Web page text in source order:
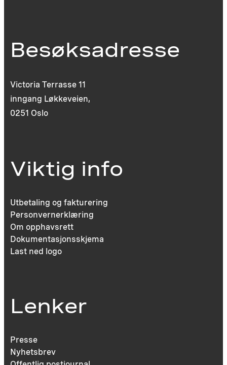
Besøksadresse
Victoria Terrasse 11
inngang Løkkeveien,
0251 Oslo
Viktig info
Utbetaling og fakturering
Personvernerklæring
Om opphavsrett
Dokumentasjonsskjema
Last ned logo
Lenker
Presse
Nyhetsbrev